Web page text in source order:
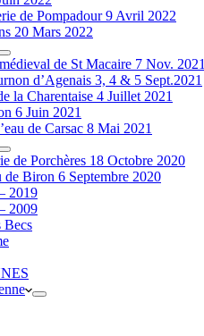
de Pompadour 9 Avril 2022
20 Mars 2022
de St Macaire 7 Nov. 2021
d’Agenais 3, 4 & 5 Sept.2021
la Charentaise 4 Juillet 2021
6 Juin 2021
de Carsac 8 Mai 2021
de Porchères 18 Octobre 2020
de Biron 6 Septembre 2020
2019
2009
Becs